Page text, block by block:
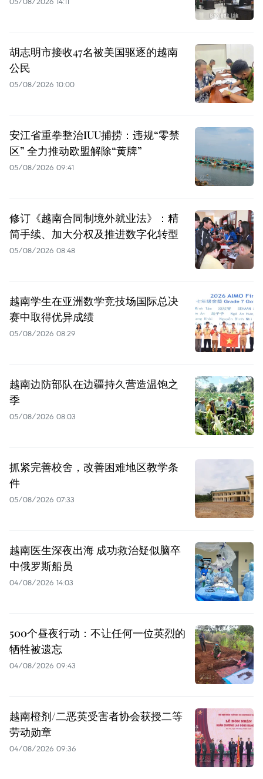
胡志明市接收47名被美国驱逐的越南
公民
05/08/2026 10:00
安江省重拳整治IUU捕捞：违规“零禁
区” 全力推动欧盟解除“黄牌”
05/08/2026 09:41
修订《越南合同制境外就业法》：精
简手续、加大分权及推进数字化转型
05/08/2026 08:48
越南学生在亚洲数学竞技场国际总决
赛中取得优异成绩
05/08/2026 08:29
越南边防部队在边疆持久营造温饱之
季
05/08/2026 08:03
抓紧完善校舍，改善困难地区教学条
件
05/08/2026 07:33
越南医生深夜出海 成功救治疑似脑卒
中俄罗斯船员
04/08/2026 14:03
500个昼夜行动：不让任何一位英烈的
牺牲被遗忘
04/08/2026 09:43
越南橙剂/二恶英受害者协会获授二等
劳动勋章
04/08/2026 09:36